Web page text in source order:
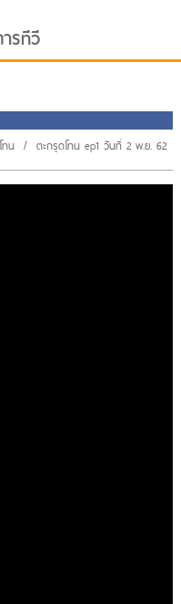
รทีวี
ทน / ตะกรุดโทน ep1 วันที่ 2 พ.ย. 62